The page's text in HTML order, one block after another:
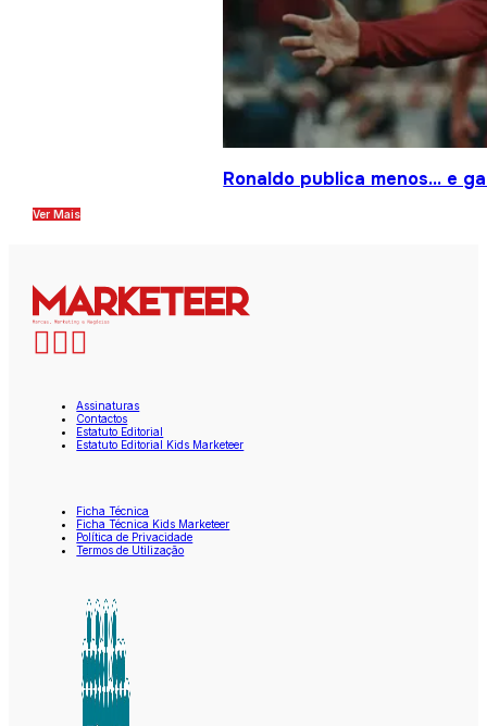
Ronaldo publica menos… e
Ver Mais
Assinaturas
Contactos
Estatuto Editorial
Estatuto Editorial Kids Marketeer
Ficha Técnica
Ficha Técnica Kids Marketeer
Política de Privacidade
Termos de Utilização